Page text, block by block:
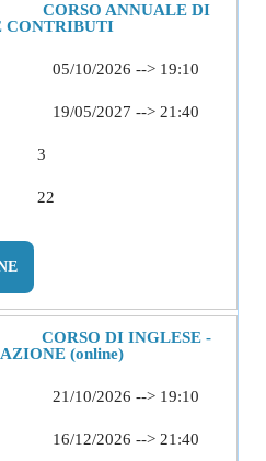
CORSO ANNUALE DI
CONTRIBUTI
05/10/2026 --> 19:10
19/05/2027 --> 21:40
3
22
CORSO DI INGLESE -
(online)
21/10/2026 --> 19:10
16/12/2026 --> 21:40